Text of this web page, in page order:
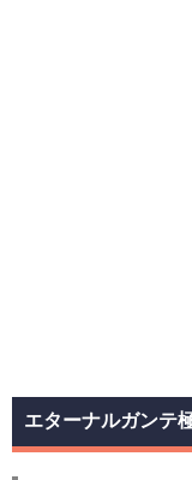
エターナルガンテ